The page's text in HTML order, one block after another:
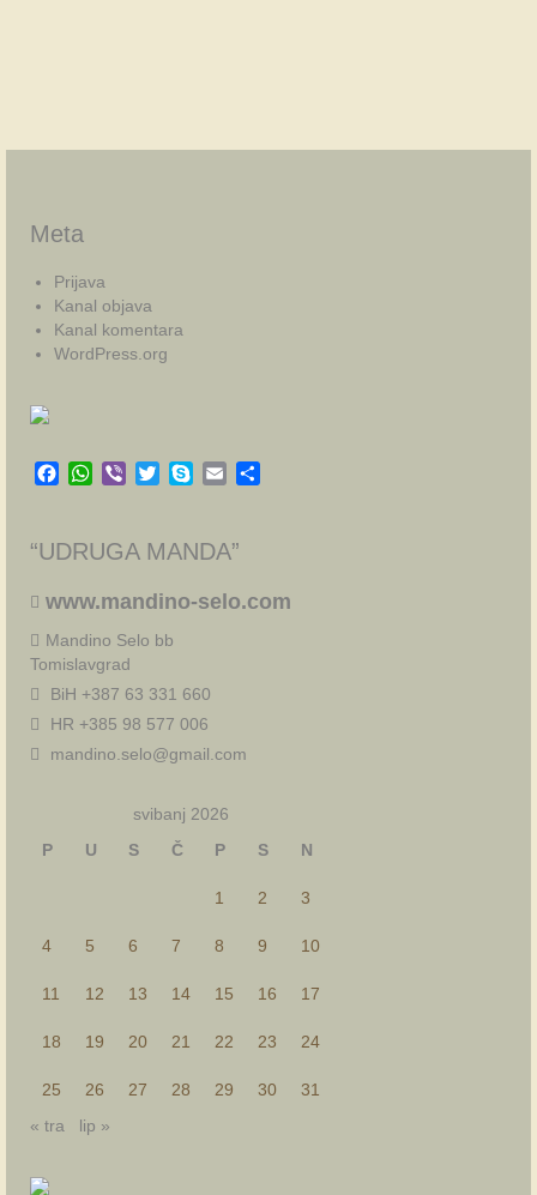
Meta
Prijava
Kanal objava
Kanal komentara
WordPress.org
Facebook
WhatsApp
Viber TwitterSkypeEmail
“UDRUGA MANDA”
www.mandino-selo.com
Mandino Selo bb
Tomislavgrad
BiH +387 63 331 660
HR +385 98 577 006
mandino.selo@gmail.com
svibanj 2026
P
U S Č P S N
1 2 3
4 5 6 7 8 9 10
11 12 13 14 15 16 17
18 19 20 21 22 23 24
25 26 27 28 29 30
31
« tra
lip »